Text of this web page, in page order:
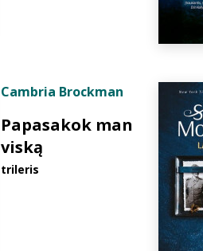
Cambria Brockman
Papasakok man
viską
trileris